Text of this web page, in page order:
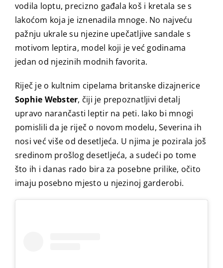
vodila loptu, precizno gađala koš i kretala se s
lakoćom koja je iznenadila mnoge. No najveću
pažnju ukrale su njezine upečatljive sandale s
motivom leptira, model koji je već godinama
jedan od njezinih modnih favorita.
Riječ je o kultnim cipelama britanske dizajnerice
Sophie Webster, čiji je prepoznatljivi detalj
upravo narančasti leptir na peti. Iako bi mnogi
pomislili da je riječ o novom modelu, Severina ih
nosi već više od desetljeća. U njima je pozirala još
sredinom prošlog desetljeća, a sudeći po tome
što ih i danas rado bira za posebne prilike, očito
imaju posebno mjesto u njezinoj garderobi.